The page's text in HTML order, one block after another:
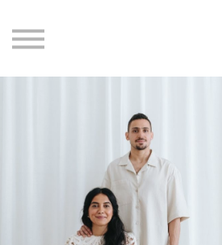
الخاصة
تسجيل الدخول
إنشاء حساب